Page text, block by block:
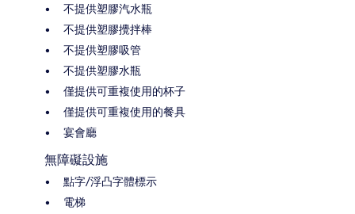
不提供塑膠汽水瓶
不提供塑膠攪拌棒
不提供塑膠吸管
不提供塑膠水瓶
僅提供可重複使用的杯子
僅提供可重複使用的餐具
宴會廳
無障礙設施
點字/浮凸字體標示
電梯